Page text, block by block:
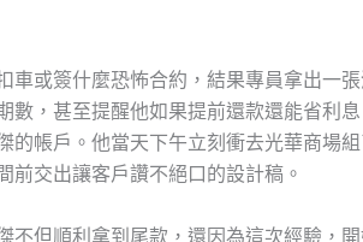
車或簽什麼恐怖合約，結果專員拿出一
數，甚至提醒他如果提前還款還能省利
的帳戶。他當天下午立刻衝去光華商場
前交出讓客戶讚不絕口的設計稿。
不但順利拿到尾款，還因為這次經驗，